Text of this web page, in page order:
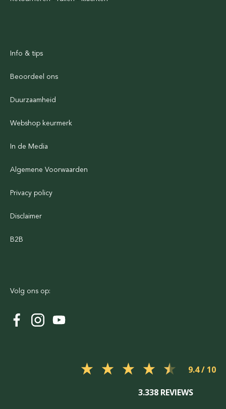
Info & tips
Beoordeel ons
Duurzaamheid
Webshop keurmerk
In de Media
Algemene Voorwaarden
Privacy policy
Disclaimer
B2B
Volg ons op:
9.4
3.338 REVIEWS